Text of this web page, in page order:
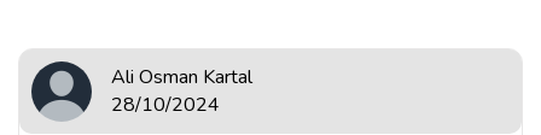
Ali Osman Kartal
28/10/2024